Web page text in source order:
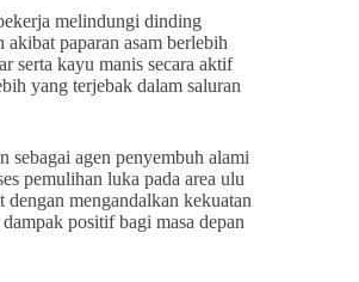
melindungi dinding
paparan asam berlebih
serta kayu manis secara aktif
yang terjebak dalam saluran
sebagai agen penyembuh alami
pemulihan luka pada area ulu
mengandalkan kekuatan
positif bagi masa depan